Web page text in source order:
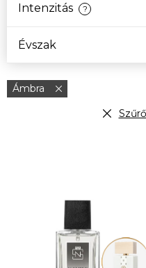
Intenzitás ?
Évszak
Ámbra